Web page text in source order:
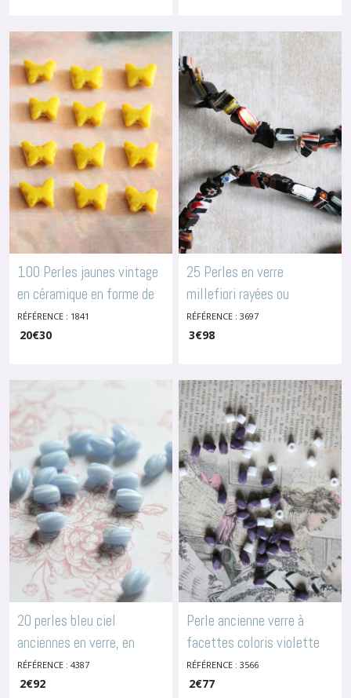
Céramique Ou Verre
100 Perles jaunes vintage
en céramique en forme de
papillon et émaillées,
1841-
RÉFÉRENCE : 1841
20€30
25 Perles en verre
millefiori rayées ou
fleuries noires et
multicolores, 3697
RÉFÉRENCE : 3697
3€98
20 perles bleu ciel
anciennes en verre, en
forme de grain de riz strié,
7mm, pour broderie ou
RÉFÉRENCE : 4387
2€92
Perle ancienne verre à
facettes coloris violette
par 20, dimensions 6.5x4
mm, ref 3566
RÉFÉRENCE : 3566
2€77